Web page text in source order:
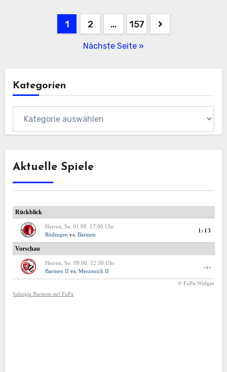
Beitragsnavigation
1 2 … 157
Nächste Seite »
Kategorien
Aktuelle Spiele